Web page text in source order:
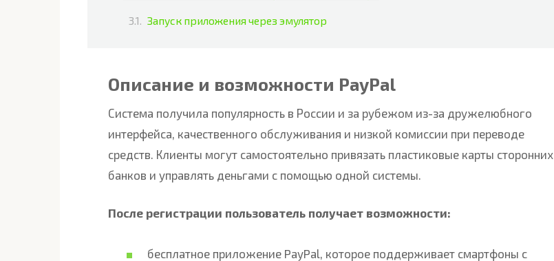
Запуск приложения через эмулятор
Описание и возможности PayPal
Система получила популярность в России и за рубежом из-за дружелюбного
интерфейса, качественного обслуживания и низкой комиссии при переводе
средств. Клиенты могут самостоятельно привязать пластиковые карты сторонних
банков и управлять деньгами с помощью одной системы.
После регистрации пользователь получает возможности:
бесплатное приложение PayPal, которое поддерживает смартфоны с